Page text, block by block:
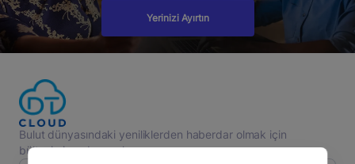
Yerinizi Ayırtın
Bulut dünyasındaki yeniliklerden haberdar olmak için
bültenimize abone olun.